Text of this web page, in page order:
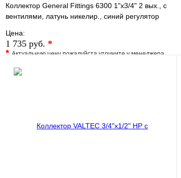
Коллектор General Fittings 6300 1"х3/4" 2 вых., c
вентилями, латунь никелир., синий регулятор
Цена:
1 735 руб. *
*Актуальную цену пожалуйста уточните у менеджера
В избранное